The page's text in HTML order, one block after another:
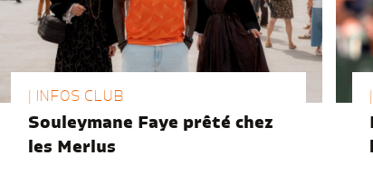
| INFOS CLUB
Souleymane Faye prêté chez
les Merlus